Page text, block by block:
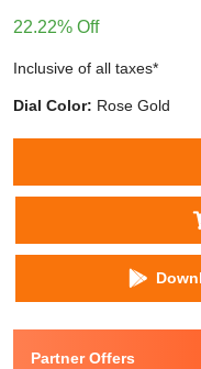
22.22% Off
Inclusive of all taxes*
Dial Color: Rose Gold
Partner Offers